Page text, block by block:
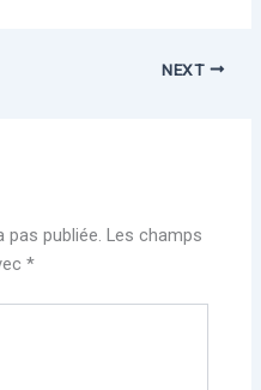
NEXT
publiée. Les champs
*